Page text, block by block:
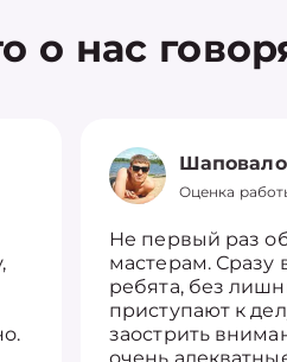
о нас
Оценка
Не первый раз
мастерам. Сразу
ребята, без
приступают к
заострить